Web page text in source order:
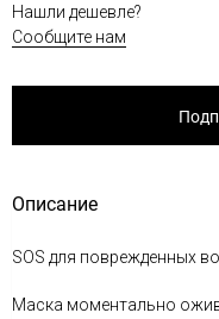
Нашли дешевле?
Сообщите нам
Описание
SOS для поврежденных
Маска моментально